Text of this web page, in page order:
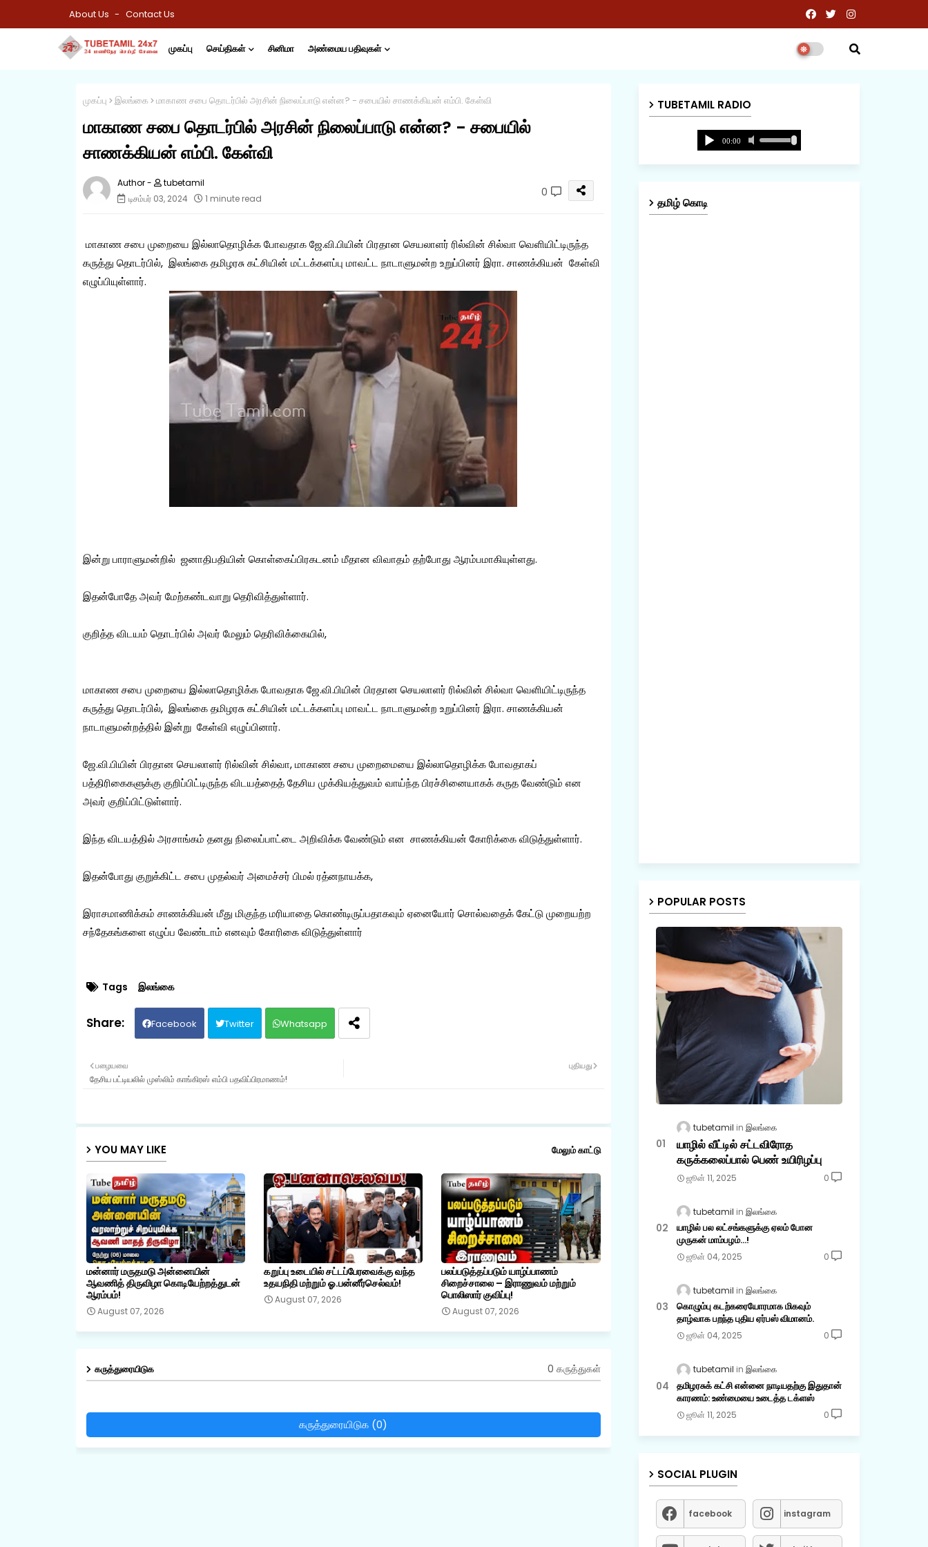
About Us Contact Us
முகப்பு செய்திகள் சினிமா அண்மைய பதிவுகள்
முகப்பு இலங்கை மாகாண சபை தொடர்பில் அரசின் நிலைப்பாடு என்ன? - சபையில் சாணக்கியன் எம்பி. கேள்வி
மாகாண சபை தொடர்பில் அரசின் நிலைப்பாடு என்ன? - சபையில்
சாணக்கியன் எம்பி. கேள்வி
tubetamil
டிசம்பர் 03, 2024
1 minute read 0
மாகாண சபை முறையை இல்லாதொழிக்க போவதாக ஜே.வி.பியின் பிரதான செயலாளர் ரில்வின் சில்வா வெளியிட்டிருந்த
கருத்து தொடர்பில், இலங்கை தமிழரசு கட்சியின் மட்டக்களப்பு மாவட்ட நாடாளுமன்ற உறுப்பினர் இரா. சாணக்கியன் கேள்வி
எழுப்பியுள்ளார்.
இன்று பாராளுமன்றில் ஜனாதிபதியின் கொள்கைப்பிரகடனம் மீதான விவாதம் தற்போது ஆரம்பமாகியுள்ளது.
இதன்போதே அவர் மேற்கண்டவாறு தெரிவித்துள்ளார்.
குறித்த விடயம் தொடர்பில் அவர் மேலும் தெரிவிக்கையில்,
மாகாண சபை முறையை இல்லாதொழிக்க போவதாக ஜே.வி.பியின் பிரதான செயலாளர் ரில்வின் சில்வா வெளியிட்டிருந்த
கருத்து தொடர்பில், இலங்கை தமிழரசு கட்சியின் மட்டக்களப்பு மாவட்ட நாடாளுமன்ற உறுப்பினர் இரா. சாணக்கியன்
நாடாளுமன்றத்தில் இன்று கேள்வி எழுப்பினார்.
ஜே.வி.பியின் பிரதான செயலாளர் ரில்வின் சில்வா, மாகாண சபை முறைமையை இல்லாதொழிக்க போவதாகப்
பத்திரிகைகளுக்கு குறிப்பிட்டிருந்த விடயத்தைத் தேசிய முக்கியத்துவம் வாய்ந்த பிரச்சினையாகக் கருத வேண்டும் என
அவர் குறிப்பிட்டுள்ளார்.
இந்த விடயத்தில் அரசாங்கம் தனது நிலைப்பாட்டை அறிவிக்க வேண்டும் என சாணக்கியன் கோரிக்கை விடுத்துள்ளார்.
இதன்போது குறுக்கிட்ட சபை முதல்வர் அமைச்சர் பிமல் ரத்னநாயக்க,
இராசமாணிக்கம் சாணக்கியன் மீது மிகுந்த மரியாதை கொண்டிருப்பதாகவும் ஏனையோர் சொல்வதைக் கேட்டு முறையற்ற
சந்தேகங்களை எழுப்ப வேண்டாம் எனவும் கோரிகை விடுத்துள்ளார்
Tags இலங்கை
Facebook Twitter Whatsapp
புதியது
பழையவை
தேசிய பட்டியலில் முஸ்லிம் காங்கிரஸ் எம்பி பதவிப்பிரமாணம்!
YOU MAY LIKE மேலும் காட்டு
மன்னார் மருதமடு அன்னையின்
ஆவணித் திருவிழா கொடியேற்றத்துடன்
ஆரம்பம்!
August 07, 2026
கறுப்பு உடையில் சட்டப்பேரவைக்கு வந்த
உதயநிதி மற்றும் ஓ.பன்னீர்செல்வம்!
August 07, 2026
பலப்படுத்தப்படும் யாழ்ப்பாணம்
சிறைச்சாலை – இராணுவம் மற்றும்
பொலிஸார் குவிப்பு!
August 07, 2026
கருத்துரையிடுக 0 கருத்துகள்
கருத்துரையிடுக (0)
TUBETAMIL RADIO
தமிழ் கொடி
POPULAR POSTS
tubetamil இலங்கை
யாழில் வீட்டில் சட்டவிரோத
கருக்கலைப்பால் பெண் உயிரிழப்பு
ஜூன் 11, 2025 0
tubetamil இலங்கை
யாழில் பல லட்சங்களுக்கு ஏலம் போன
முருகன் மாம்பழம்...!
ஜூன் 04, 2025 0
tubetamil இலங்கை
கொழும்பு கடற்கரையோரமாக மிகவும்
தாழ்வாக பறந்த புதிய ஏர்பஸ் விமானம்.
ஜூன் 04, 2025 0
tubetamil இலங்கை
தமிழரசுக் கட்சி என்னை நாடியதற்கு இதுதான்
காரணம்: உண்மையை உடைத்த டக்ளஸ்
ஜூன் 11, 2025 0
SOCIAL PLUGIN
facebook instagram